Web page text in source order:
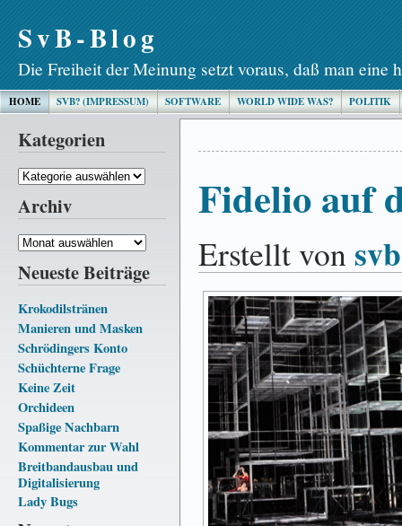
SvB-Blog
Die Freiheit der Meinung setzt voraus, daß man eine
HOME SVB? (IMPRESSUM) SOFTWARE WORLD WIDE WAS? POLITIK
Kategorien
Kategorien
Archiv
Archiv
Neueste Beiträge
Krokodilstränen
Manieren und Masken
Schrödingers Konto
Schüchterne Frage
Keine Zeit
Orchideen
Spaßige Nachbarn
Kommentar zur Wahl
Breitbandausbau und
Digitalisierung
Lady Bugs
Fidelio auf
Erstellt vonsvb